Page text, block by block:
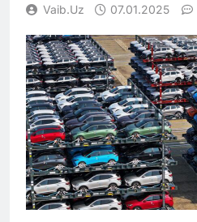
Vaib.uz 07.01.2025